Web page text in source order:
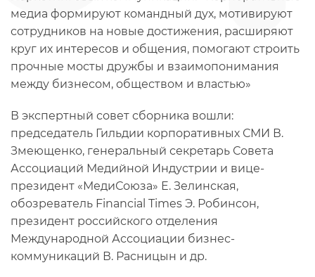
медиа формируют командный дух, мотивируют
сотрудников на новые достижения, расширяют
круг их интересов и общения, помогают строить
прочные мосты дружбы и взаимопонимания
между бизнесом, обществом и властью»
В экспертный совет сборника вошли:
председатель Гильдии корпоративных СМИ В.
Змеющенко, генеральный секретарь Совета
Ассоциаций Медийной Индустрии и вице-
президент «МедиСоюза» Е. Зелинская,
обозреватель Financial Times Э. Робинсон,
президент российского отделения
Международной Ассоциации бизнес-
коммуникаций В. Расницын и др.